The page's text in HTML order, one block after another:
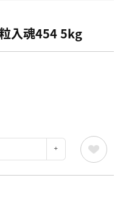
入魂454 5kg